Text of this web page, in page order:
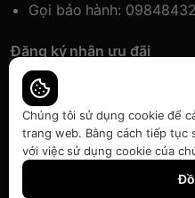
Gọi bảo hành:
Đăng ký nhận ưu đãi
Đăng kí để nhận thông tin
Bàn quyền thuộc về
Chúng tôi sử dụng cookie để
trang web. Bằng cách tiếp tục
với việc sử dụng cookie của